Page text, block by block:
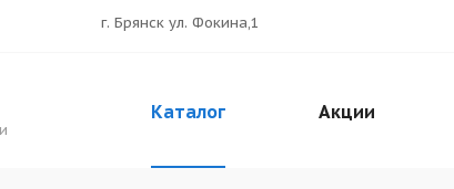
г. Брянск ул. Фокина,1
Каталог Акции